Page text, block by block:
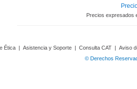
Precios expresados
Ética | Asistencia y Soporte | Consulta CAT | Aviso
© Derechos